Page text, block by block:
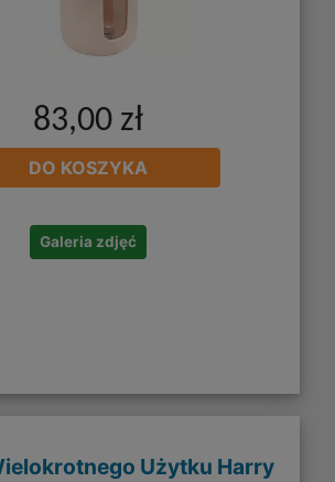
83,00 zł
DO KOSZYKA
Galeria zdjęć
Użytku Harry